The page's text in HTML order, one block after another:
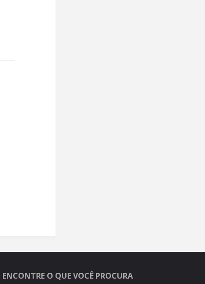
ENCONTRE O QUE VOCÊ PROCURA